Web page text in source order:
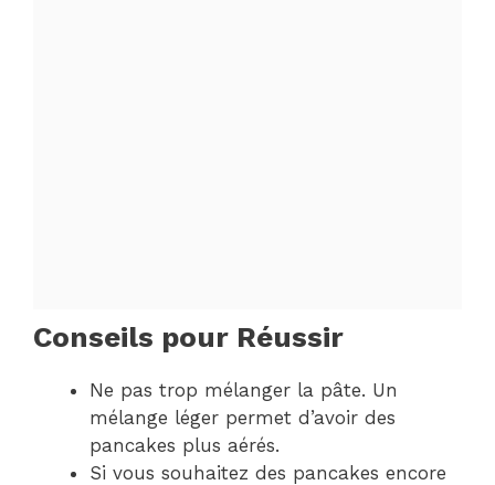
Conseils pour Réussir
Ne pas trop mélanger la pâte. Un
mélange léger permet d’avoir des
pancakes plus aérés.
Si vous souhaitez des pancakes encore